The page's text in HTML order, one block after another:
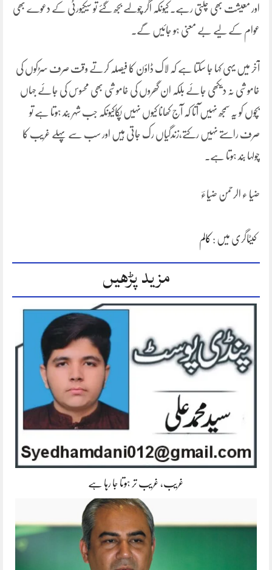
اور معیشت بھی چلتی رہے۔ کیونکہ اگر چولہے بجھ گئے تو سیکیورٹی کے دعوے بھی
عوام کے لیے بے معنی ہو جائیں گے۔
آخر میں یہی کہا جا سکتا ہے کہ لاک ڈاؤن کا فیصلہ کرتے وقت صرف سڑکوں کی
خاموشی نہ دیکھی جائے بلکہ ان گھروں کی خاموشی بھی محسوس کی جائے جہاں
بچوں کو یہ سمجھ نہیں آتا کہ آج کھانا کیوں نہیں پکاکیونکہ جب شہر بند ہوتا ہے تو
صرف راستے نہیں رکتے،زندگیاں رک جاتی ہیں اور سب سے پہلے غریب کا
چولہا بند ہوتا ہے۔
ضیا ء الرحمن ضیاءؔ
کیٹاگری میں : کالم
مزید پڑھیں
غریب، غریب تر ہوتا جا رہا ہے